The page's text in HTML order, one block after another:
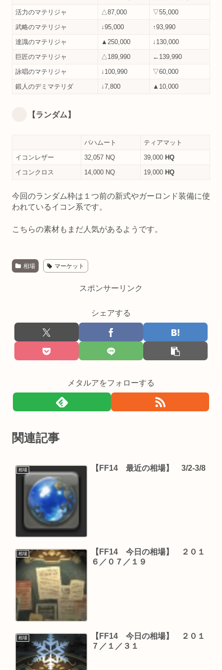
活力のマテリジャ
△87,000
▽55,000
武略のマテリジャ
↓95,000
↑93,990
達識のマテリジャ
▲250,000
↓130,000
巨匠のマテリジャ
△189,990
←139,990
詠唱のマテリジャ
↓100,990
▽60,000
鍛人のデミマテリダ
↓7,800 ▲10,000
【ランダム】
バハムート
ティアマット
イコンレザー
32,057 NQ 39,000 HQ
イコンクロス
14,000 NQ 19,000 HQ
今回のランダム枠は１つ前の新式やガーロンド装備に使
われているイコン系です。
こちらの素材もまだ人気があるようです。
相場 マーケット
スポンサーリンク
シェアする
メタルアをフォローする
関連記事
相場 【FF14 最近の相場】 3/2-3/8
相場
【FF14 今日の相場】 ２０１
６／０７／１９
相場
【FF14 今日の相場】 ２０１
７／１／３１